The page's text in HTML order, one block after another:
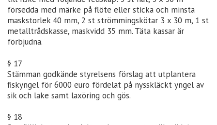
försedda med märke på flöte eller sticka och minsta
maskstorlek 40 mm, 2 st strömmingskötar 3 x 30 m, 1 st
metalltrådskasse, maskvidd 35 mm. Täta kassar är
förbjudna.
§ 17
Stämman godkände styrelsens förslag att utplantera
fiskyngel för 6000 euro fördelat på nysskläckt yngel av
sik och lake samt laxöring och gös.
§ 18